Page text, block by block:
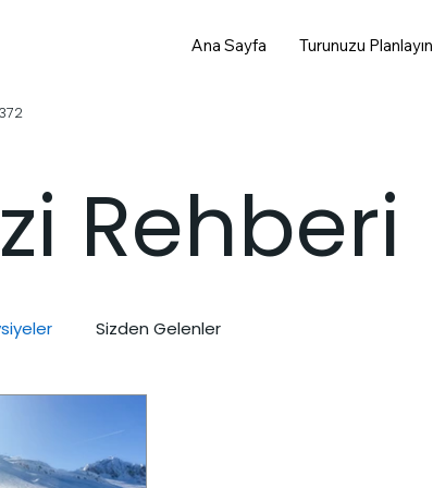
Ana Sayfa Turunuzu Planlayın
Rehberi
Sizden Gelenler